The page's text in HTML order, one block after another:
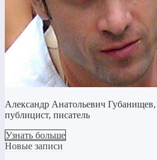
Александр Анатольевич Губанищев,
публицист, писатель
Узнать больше
Новые записи